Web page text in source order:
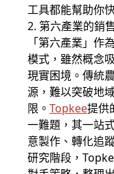
工具都能幫助你
2. 第六產業的銷
「第六產業」作
模式，雖然概念
現實困境。傳統
源，難以突破地
限。 Topkee提供
一難題，其一站
意製作、轉化追
研究階段，